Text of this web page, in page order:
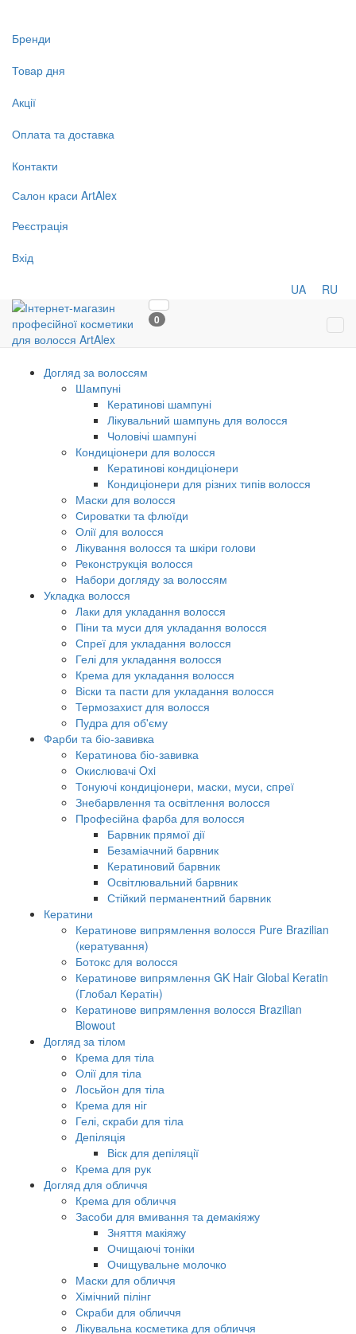
Бренди
Товар дня
Акції
Оплата та доставка
Контакти
Салон краси ArtAlex
Реєстрація
Вхід
UA RU
0
Догляд за волоссям
Шампуні
Кератинові шампуні
Лікувальний шампунь для волосся
Чоловічі шампуні
Кондиціонери для волосся
Кератинові кондиціонери
Кондиціонери для різних типів волосся
Маски для волосся
Сироватки та флюїди
Олії для волосся
Лікування волосся та шкіри голови
Реконструкція волосся
Набори догляду за волоссям
Укладка волосся
Лаки для укладання волосся
Піни та муси для укладання волосся
Спреї для укладання волосся
Гелі для укладання волосся
Крема для укладання волосся
Віски та пасти для укладання волосся
Термозахист для волосся
Пудра для об'єму
Фарби та біо-завивка
Кератинова біо-завивка
Окислювачі Oxi
Тонуючі кондиціонери, маски, муси, спреї
Знебарвлення та освітлення волосся
Професійна фарба для волосся
Барвник прямої дії
Безаміачний барвник
Кератиновий барвник
Освітлювальний барвник
Стійкий перманентний барвник
Кератини
Кератинове випрямлення волосся Pure Brazilian
(кератування)
Ботокс для волосся
Кератинове випрямлення GK Hair Global Keratin
(Глобал Кератін)
Кератинове випрямлення волосся Brazilian
Blowout
Догляд за тілом
Крема для тіла
Олії для тіла
Лосьйон для тіла
Крема для ніг
Гелі, скраби для тіла
Депіляція
Віск для депіляції
Крема для рук
Догляд для обличчя
Крема для обличчя
Засоби для вмивання та демакіяжу
Зняття макіяжу
Очищаючі тоніки
Очищувальне молочко
Маски для обличчя
Хімічний пілінг
Скраби для обличчя
Лікувальна косметика для обличчя